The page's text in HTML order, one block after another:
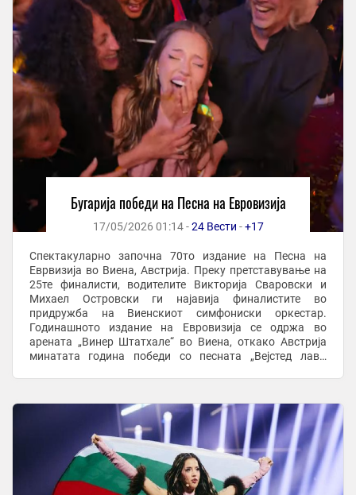
Бугарија победи на Песна на Евровизија
17/05/2026 01:14 -24 Вести -+17
Спектакуларно започна 70то издание на Песна на
Еврвизија во Виена, Австрија. Преку претставување на
25те финалисти, водителите Викторија Сваровски и
Михаел Островски ги најавија финалистите во
придружба на Виенскиот симфониски оркестар.
Годинашното издание на Евровизија се одржа во
арената „Винер Штатхале“ во Виена, откако Австрија
минатата година победи со песната „Вејстед лав“.